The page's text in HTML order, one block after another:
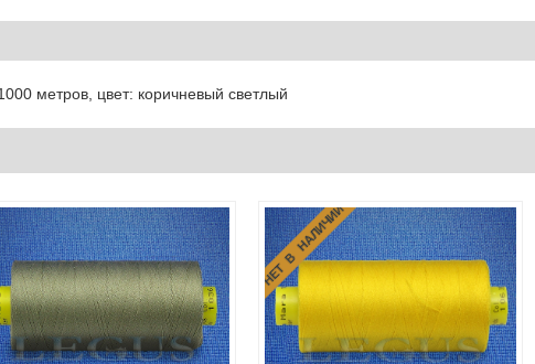
метров, цвет: коричневый светлый
НЕТ В НАЛИЧИИ